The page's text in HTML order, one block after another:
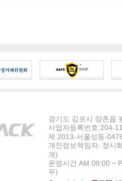
경기도 김포시 양촌읍
사업자등록번호:204-
제 2013-서울성동-
개인정보책임자: 정시
게)
운영시간 AM 09:00 ~
무)